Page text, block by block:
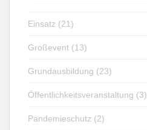
Einsatz (21)
Großevent (13)
Grundausbildung (23)
Öffentlichkeitsveranstaltung (3)
Pandemieschutz (2)